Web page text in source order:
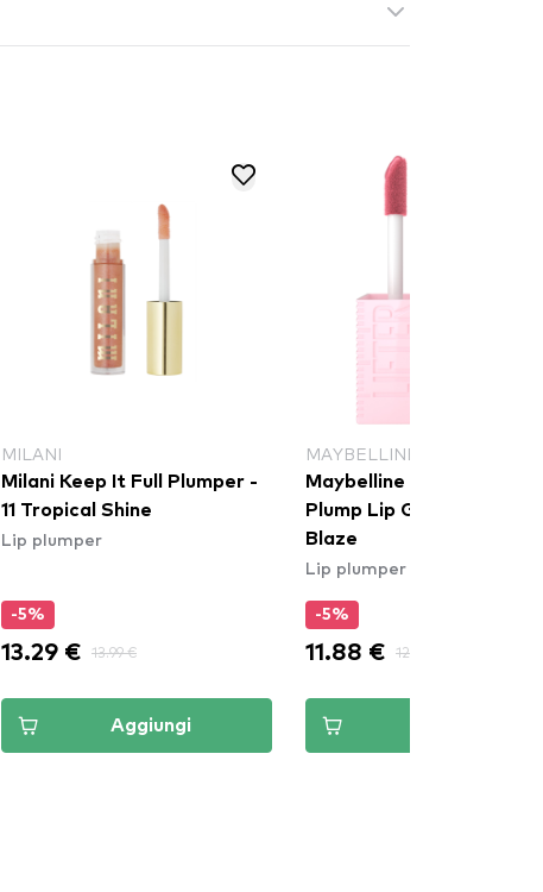
MILANI
Milani Keep It Full Plumper -
11 Tropical Shine
Lip plumper
-5%
13.29 € 13.99 €
Aggiungi
MAYBELLINE NEW YORK
Maybelline New York
Plump Lip Gloss - 001
Blaze
Lip plumper
-5%
11.88 € 12.50 €